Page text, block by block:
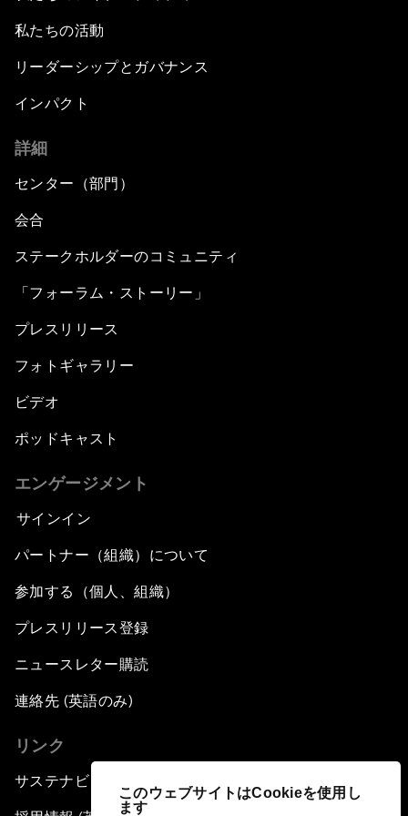
このウェブサイトはCookieを使用し
ます
私たちの活動
リーダーシップとガバナンス
インパクト
詳細
センター（部門）
会合
ステークホルダーのコミュニティ
「フォーラム・ストーリー」
プレスリリース
フォトギャラリー
ビデオ
ポッドキャスト
エンゲージメント
サインイン
パートナー（組織）について
参加する（個人、組織）
プレスリリース登録
ニュースレター購読
連絡先 (英語のみ)
リンク
サステナビリティへの取り組み